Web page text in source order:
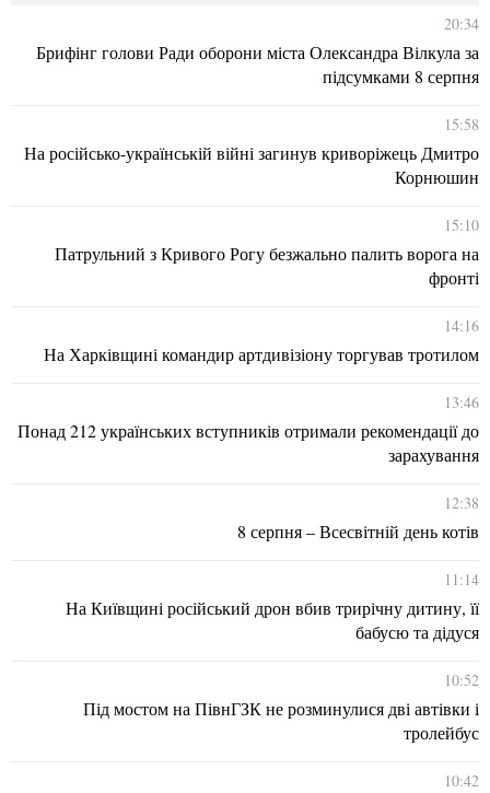
20:34
Брифінг голови Ради оборони міста Олександра Вілкула за
підсумками 8 серпня
15:58
На російсько-українській війні загинув криворіжець Дмитро
Корнюшин
15:10
Патрульний з Кривого Рогу безжально палить ворога на
фронті
14:16
На Харківщині командир артдивізіону торгував тротилом
13:46
Понад 212 українських вступників отримали рекомендації до
зарахування
12:38
8 серпня – Всесвітній день котів
11:14
На Київщині російський дрон вбив трирічну дитину, її
бабусю та дідуся
10:52
Під мостом на ПівнГЗК не розминулися дві автівки і
тролейбус
10:42